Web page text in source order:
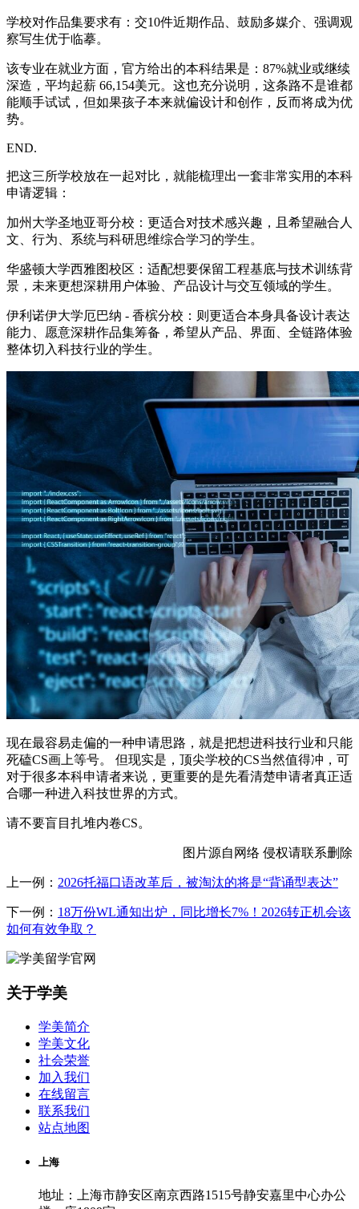
学校对作品集要求有：交10件近期作品、鼓励多媒介、强调观
察写生优于临摹。
该专业在就业方面，官方给出的本科结果是：87%就业或继续
深造，平均起薪 66,154美元。这也充分说明，这条路不是谁都
能顺手试试，但如果孩子本来就偏设计和创作，反而将成为优
势。
END.
把这三所学校放在一起对比，就能梳理出一套非常实用的本科
申请逻辑：
加州大学圣地亚哥分校：更适合对技术感兴趣，且希望融合人
文、行为、系统与科研思维综合学习的学生。
华盛顿大学西雅图校区：适配想要保留工程基底与技术训练背
景，未来更想深耕用户体验、产品设计与交互领域的学生。
伊利诺伊大学厄巴纳 - 香槟分校：则更适合本身具备设计表达
能力、愿意深耕作品集筹备，希望从产品、界面、全链路体验
整体切入科技行业的学生。
现在最容易走偏的一种申请思路，就是把想进科技行业和只能
死磕CS画上等号。 但现实是，顶尖学校的CS当然值得冲，可
对于很多本科申请者来说，更重要的是先看清楚申请者真正适
合哪一种进入科技世界的方式。
请不要盲目扎堆内卷CS。
图片源自网络 侵权请联系删除
上一例： 2026托福口语改革后，被淘汰的将是“背诵型表达”
下一例： 18万份WL通知出炉，同比增长7%！2026转正机会该
如何有效争取？
关于学美
学美简介
学美文化
社会荣誉
加入我们
在线留言
联系我们
站点地图
上海
地址：上海市静安区南京西路1515号静安嘉里中心办公